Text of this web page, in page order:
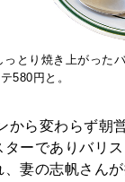
とり焼き上がった
580円と。
から変わらず朝
ーでありバリ
、妻の志帆さん